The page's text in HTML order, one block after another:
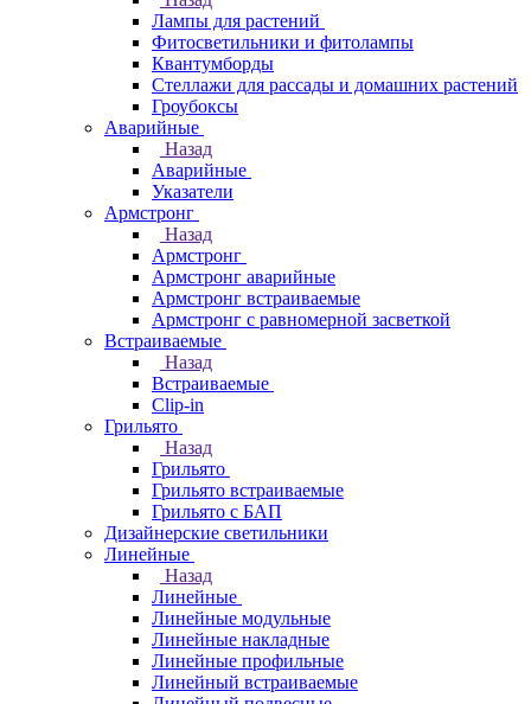
Лампы для растений
Фитосветильники и фитолампы
Квантумборды
Стеллажи для рассады и домашних растений
Гроубоксы
Аварийные
Назад
Аварийные
Указатели
Армстронг
Назад
Армстронг
Армстронг аварийные
Армстронг встраиваемые
Армстронг с равномерной засветкой
Встраиваемые
Назад
Встраиваемые
Clip-in
Грильято
Назад
Грильято
Грильято встраиваемые
Грильято с БАП
Дизайнерские светильники
Линейные
Назад
Линейные
Линейные модульные
Линейные накладные
Линейные профильные
Линейный встраиваемые